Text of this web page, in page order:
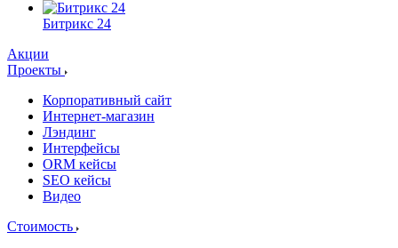
Битрикс 24
Акции
Проекты
Корпоративный сайт
Интернет-магазин
Лэндинг
Интерфейсы
ORM кейсы
SEO кейсы
Видео
Стоимость